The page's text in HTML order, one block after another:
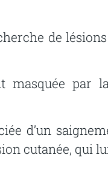
de lésions
masquée
d’un
cutanée, qui